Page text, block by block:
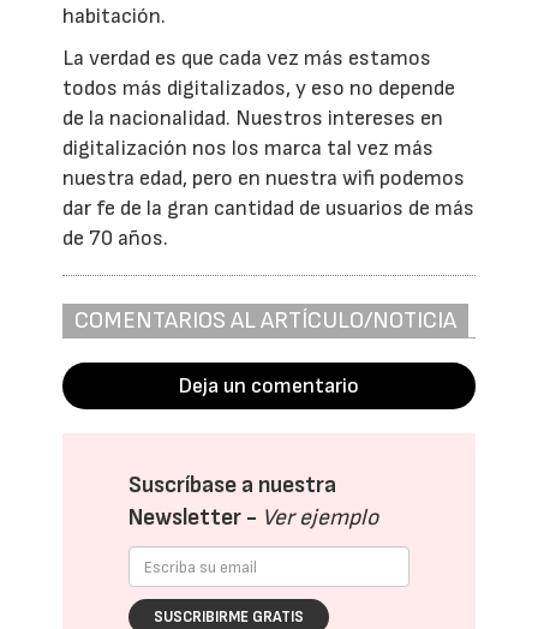
habitación.
La verdad es que cada vez más estamos
todos más digitalizados, y eso no depende
de la nacionalidad. Nuestros intereses en
digitalización nos los marca tal vez más
nuestra edad, pero en nuestra wifi podemos
dar fe de la gran cantidad de usuarios de más
de 70 años.
COMENTARIOS AL ARTÍCULO/NOTICIA
Deja un comentario
Suscríbase a nuestra
Newsletter - Ver ejemplo
SUSCRIBIRME GRATIS